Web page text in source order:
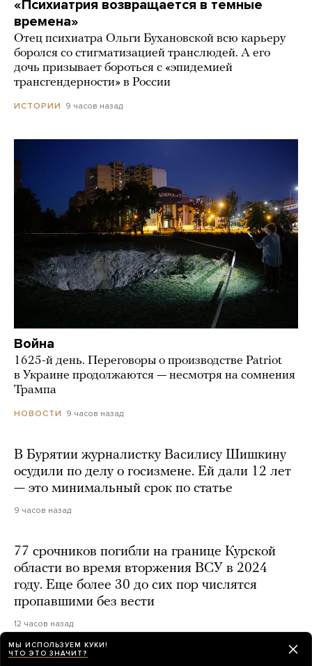
«Психиатрия возвращается в темные
времена»
Отец психиатра Ольги Бухановской всю карьеру
боролся со стигматизацией транслюдей. А его
дочь призывает бороться с «эпидемией
трансгендерности» в России
ИСТОРИИ 9 часов назад
Война
1625-й день. Переговоры о производстве Patriot
в Украине продолжаются — несмотря на сомнения
Трампа
НОВОСТИ 9 часов назад
В Бурятии журналистку Василису Шишкину
осудили по делу о госизмене. Ей дали 12 лет
— это минимальный срок по статье
9 часов назад
77 срочников погибли на границе Курской
области во время вторжения ВСУ в 2024
году. Еще более 30 до сих пор числятся
пропавшими без вести
12 часов назад
МЫ ИСПОЛЬЗУЕМ КУКИ!
ЧТО ЭТО ЗНАЧИТ?